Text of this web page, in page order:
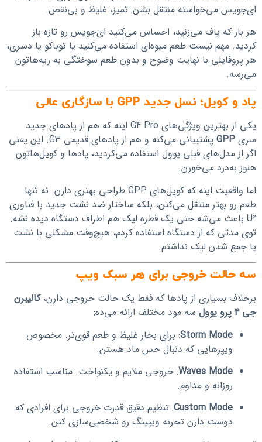
ای‌جویس می‌خواسته منتقل بشن: تمیز، غلیظ و بی‌نقص.
هر بار که پاف می‌زنید، احساس می‌کنید ای‌جویس رو تازه باز
کردید. مهم نیست طعم میوه‌ای استفاده می‌کنید یا توباکو یا دسری،
هر پروفایلی با نهایت وضوح و بدون طعم سوختگی به ریه‌هاتون
می‌رسه.
پاد و کویل؛ نسل جدید GPP با سازگاری عالی
یکی از بهترین ویژگی‌های G4 Pro اینه که هم از پادهای جدید
سری GPP
پشتیبانی می‌کنه و هم از پادهای قدیمی G3. این یعنی
اگر از مدل‌های قبلی یوول استفاده می‌کردید، پادها و کویل‌هاتون
هنوز به‌درد می‌خورن.
اما واقعیت اینه که کویل‌های GPP طراحی بهتری دارن. نه تنها
طعم رو بهتر منتقل می‌کنن، بلکه ساختار ضد نشت جدید با فناوری
U² باعث می‌شه حتی یک قطره لیک هم اطراف دستگاه دیده نشه.
توی مدتی که از دستگاه استفاده کردم، هیچ‌وقت مشکلی با نشت
یا جمع شدن لیک نداشتم.
سه حالت خروجی برای هر سبک ویپ
برخلاف بسیاری از پادها که فقط یک حالت خروجی دارن،کالیبرن
جی 4 پرو یوول
سه مود مختلف ارائه می‌ده:
Storm Mode: برای بخار غلیظ و طعم قوی‌تر. مخصوص
ویپرهایی که دنبال حس ماد هستن.
Waves Mode: خروجی ملایم و یکنواخت. مناسب استفاده
روزانه و مداوم.
Custom Mode: تنظیم دقیق قدرت خروجی برای افرادی که
دوست دارن تجربه ویپینگ رو شخصی‌سازی کنن.